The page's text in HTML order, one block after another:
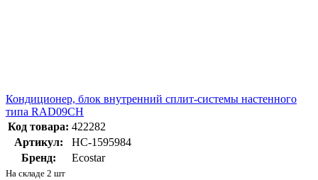
Кондиционер, блок внутренний сплит-системы настенного
типа RAD09CH
Код товара: 422282
Артикул:
НС-1595984
Бренд:
Ecostar
На складе 2 шт